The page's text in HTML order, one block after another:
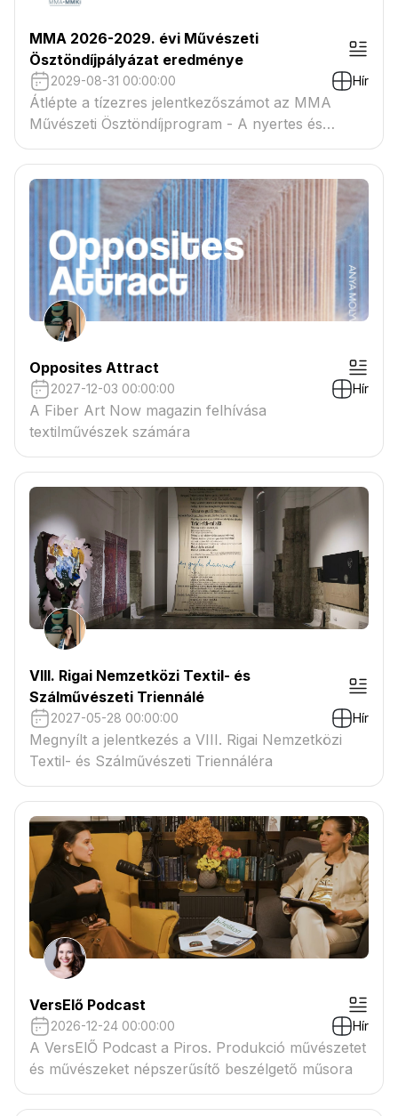
MMA 2026-2029. évi Művészeti
Ösztöndíjpályázat eredménye
2029-08-31 00:00:00 Hír
Átlépte a tízezres jelentkezőszámot az MMA
Művészeti Ösztöndíjprogram - A nyertes és
tartaléklistás pályázók névsora megtekinthető a
csatolmányban
Opposites Attract
2027-12-03 00:00:00 Hír
A Fiber Art Now magazin felhívása
textilművészek számára
VIII. Rigai Nemzetközi Textil- és
Szálművészeti Triennálé
2027-05-28 00:00:00 Hír
Megnyílt a jelentkezés a VIII. Rigai Nemzetközi
Textil- és Szálművészeti Triennáléra
VersElő Podcast
2026-12-24 00:00:00 Hír
A VersElŐ Podcast a Piros. Produkció művészetet
és művészeket népszerűsítő beszélgető műsora